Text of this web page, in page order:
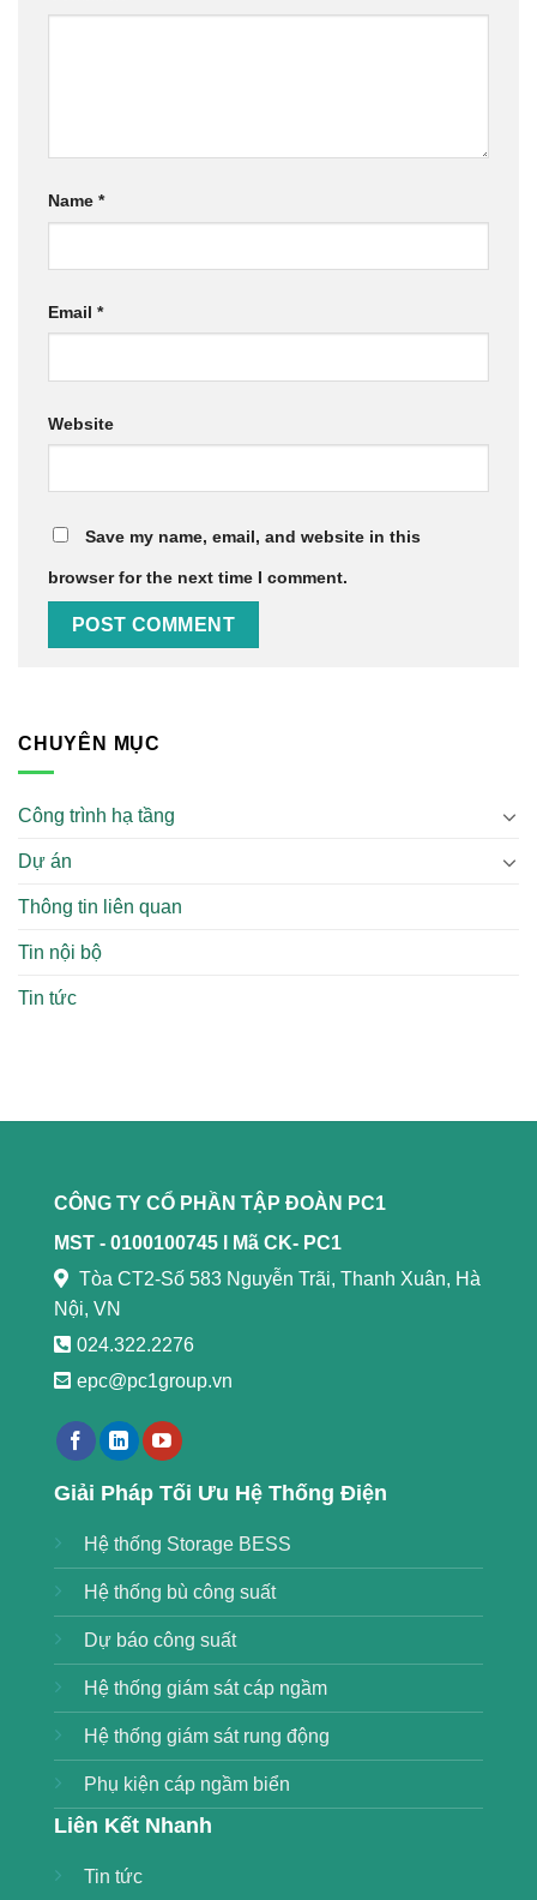
Name *
Email *
Website
Save my name, email, and website in this
browser for the next time I comment.
CHUYÊN MỤC
Công trình hạ tầng
Dự án
Thông tin liên quan
Tin nội bộ
Tin tức
CÔNG TY CỔ PHẦN TẬP ĐOÀN PC1
MST - 0100100745 l
Mã CK- PC1
Tòa CT2-Số 583 Nguyễn Trãi, Thanh Xuân, Hà
Nội, VN
024.322.2276
epc@pc1group.vn
Giải Pháp Tối Ưu Hệ Thống Điện
Hệ thống Storage BESS
Hệ thống bù công suất
Dự báo công suất
Hệ thống giám sát cáp ngầm
Hệ thống giám sát rung động
Phụ kiện cáp ngầm biển
Liên Kết Nhanh
Tin tức